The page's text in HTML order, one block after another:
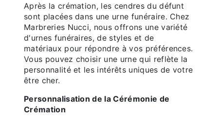
Après la crémation, les cendres du défunt
sont placées dans une urne funéraire. Chez
Marbreries Nucci, nous offrons une variété
d'urnes funéraires, de styles et de
matériaux pour répondre à vos préférences.
Vous pouvez choisir une urne qui reflète la
personnalité et les intérêts uniques de votre
être cher.
Personnalisation de la Cérémonie de
Crémation